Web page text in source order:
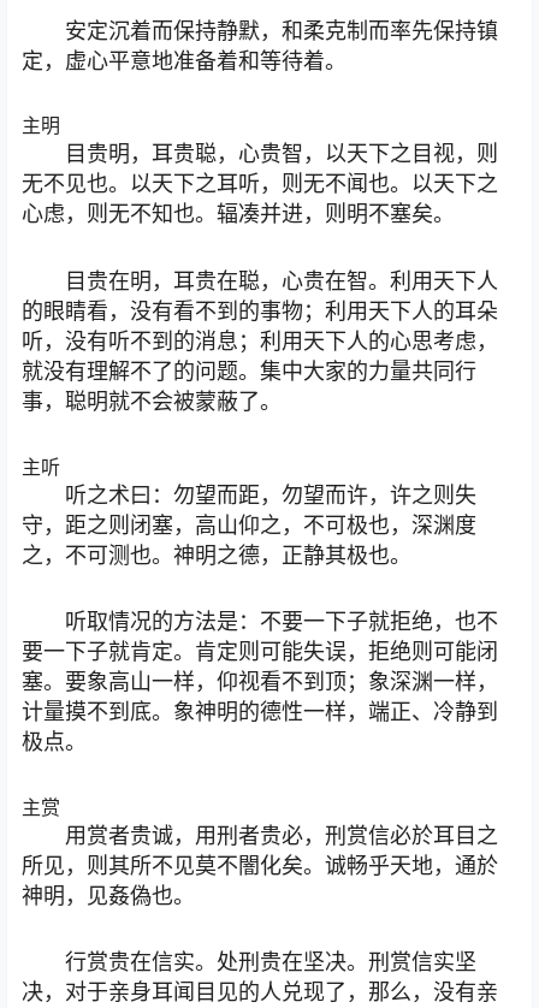
安定沉着而保持静默，和柔克制而率先保持镇
定，虚心平意地准备着和等待着。
主明
目贵明，耳贵聪，心贵智，以天下之目视，则
无不见也。以天下之耳听，则无不闻也。以天下之
心虑，则无不知也。辐凑并进，则明不塞矣。
目贵在明，耳贵在聪，心贵在智。利用天下人
的眼睛看，没有看不到的事物；利用天下人的耳朵
听，没有听不到的消息；利用天下人的心思考虑，
就没有理解不了的问题。集中大家的力量共同行
事，聪明就不会被蒙蔽了。
主听
听之术曰：勿望而距，勿望而许，许之则失
守，距之则闭塞，高山仰之，不可极也，深渊度
之，不可测也。神明之德，正静其极也。
听取情况的方法是：不要一下子就拒绝，也不
要一下子就肯定。肯定则可能失误，拒绝则可能闭
塞。要象高山一样，仰视看不到顶；象深渊一样，
计量摸不到底。象神明的德性一样，端正、冷静到
极点。
主赏
用赏者贵诚，用刑者贵必，刑赏信必於耳目之
所见，则其所不见莫不闇化矣。诚畅乎天地，通於
神明，见姦偽也。
行赏贵在信实。处刑贵在坚决。刑赏信实坚
决，对于亲身耳闻目见的人兑现了，那么，没有亲